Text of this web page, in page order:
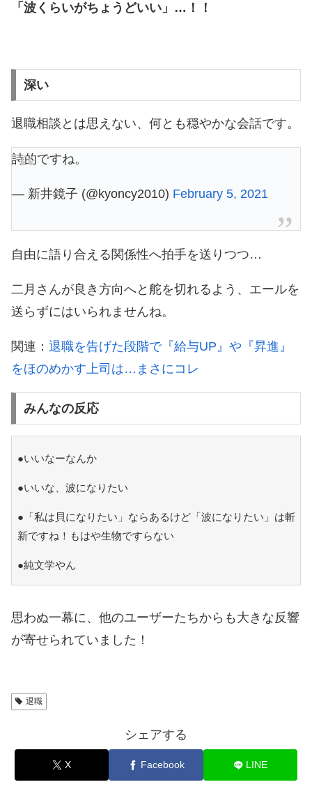
「波くらいがちょうどいい」…！！
深い
退職相談とは思えない、何とも穏やかな会話です。
詩的ですね。
— 新井鏡子 (@kyoncy2010) February 5, 2021
自由に語り合える関係性へ拍手を送りつつ…
二月さんが良き方向へと舵を切れるよう、エールを
送らずにはいられませんね。
関連： 退職を告げた段階で『給与UP』や『昇進』
をほのめかす上司は…まさにコレ
みんなの反応
●いいなーなんか
●いいな、波になりたい
●「私は貝になりたい」ならあるけど「波になりたい」は斬
新ですね！もはや生物ですらない
●純文学やん
思わぬ一幕に、他のユーザーたちからも大きな反響
が寄せられていました！
退職
シェアする
X Facebook LINE